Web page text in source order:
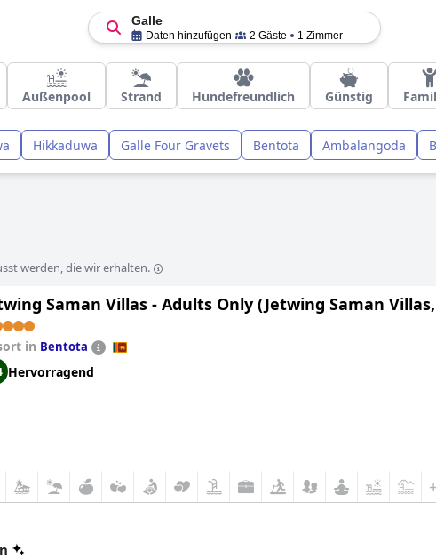
Galle
Daten hinzufügen 2 Gäste 1 Zimmer
Außenpool Strand Hundefreundlich Günstig
Hikkaduwa Galle Four Gravets Bentota Ambalangoda
werden, die wir erhalten.
Saman Villas - Adults Only (Jetwing Saman
in Bentota
Hervorragend